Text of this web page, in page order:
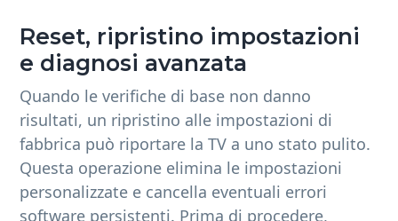
Reset, ripristino impostazioni
e diagnosi avanzata
Quando le verifiche di base non danno
risultati, un ripristino alle impostazioni di
fabbrica può riportare la TV a uno stato pulito.
Questa operazione elimina le impostazioni
personalizzate e cancella eventuali errori
software persistenti. Prima di procedere,